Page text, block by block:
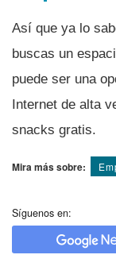
Así­ que ya lo
buscas un
puede ser una
Internet de alta
snacks gratis.
Mira más sobre:
Síguenos en: